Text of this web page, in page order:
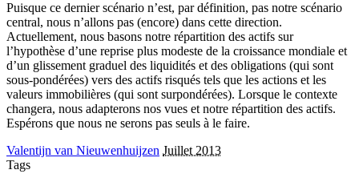
Puisque ce dernier scénario n’est, par définition, pas notre scénario
central, nous n’allons pas (encore) dans cette direction.
Actuellement, nous basons notre répartition des actifs sur
l’hypothèse d’une reprise plus modeste de la croissance mondiale et
d’un glissement graduel des liquidités et des obligations (qui sont
sous-pondérées) vers des actifs risqués tels que les actions et les
valeurs immobilières (qui sont surpondérées). Lorsque le contexte
changera, nous adapterons nos vues et notre répartition des actifs.
Espérons que nous ne serons pas seuls à le faire.
Valentijn van Nieuwenhuijzen Juillet 2013
Tags